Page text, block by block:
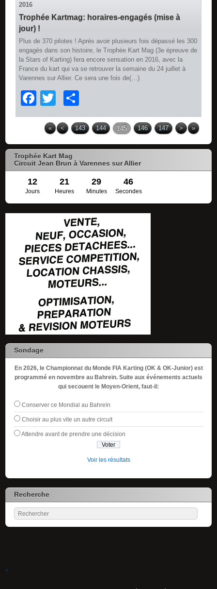
2016
Trophée Kartmag: horaires-engagés (mise à
jour) !
Plus de 370 pilotes ! Après avoir plusieurs fois dépassé les 300
engagés dans son histoire, le Trophée Kart Mag (3e épreuve de
la Stars of Karting) fera encore sensation en 2016, avec la
France du kart qui va se retrouver la semaine du 24 juillet à
Varennes sur Allier. Ce sera une fois de(…)
Facebook
Twitter
« < 143 144 145 146 147 > »
Trophée Kart Mag
Circuit Jean Brun à Varennes sur Allier
12 21 29 46
Jours Heures Minutes Secondes
Sondage
En 2026, le Championnat du Monde FIA Karting (OK & OK-Junior) est
programmé en novembre au Bahreïn. Suite aux événements actuels
qui secouent le Moyen-Orient, faut-il:
Conserver ce Mondial au Bahreïn
Choisir au plus vite un autre circuit
Attendre avant de prendre une décision
Voir les résultats
Recherche
↑